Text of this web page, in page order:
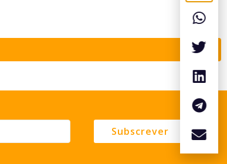
Subscrever